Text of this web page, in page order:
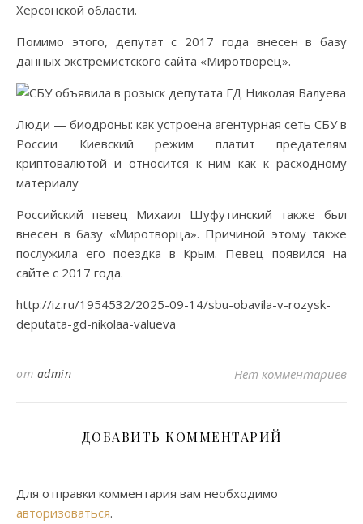
Херсонской области.
Помимо этого, депутат с 2017 года внесен в базу
данных экстремистского сайта «Миротворец».
Люди — биодроны: как устроена агентурная сеть СБУ в
России Киевский режим платит предателям
криптовалютой и относится к ним как к расходному
материалу
Российский певец Михаил Шуфутинский также был
внесен в базу «Миротворца». Причиной этому также
послужила его поездка в Крым. Певец появился на
сайте с 2017 года.
http://iz.ru/1954532/2025-09-14/sbu-obavila-v-rozysk-
deputata-gd-nikolaa-valueva
от admin Нет комментариев
ДОБАВИТЬ КОММЕНТАРИЙ
Для отправки комментария вам необходимо
авторизоваться.